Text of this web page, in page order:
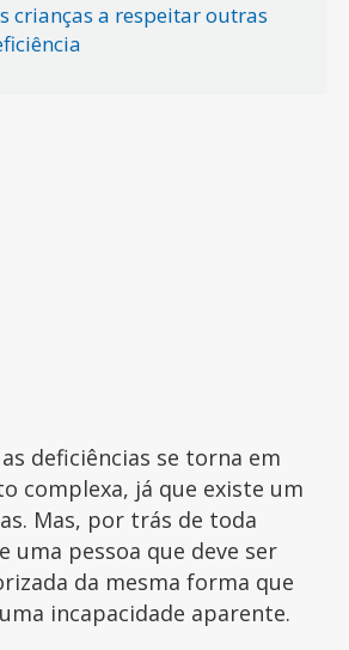
crianças a respeitar outras
deficiências se torna em
complexa, já que existe um
Mas, por trás de toda
uma pessoa que deve ser
da mesma forma que
incapacidade aparente.